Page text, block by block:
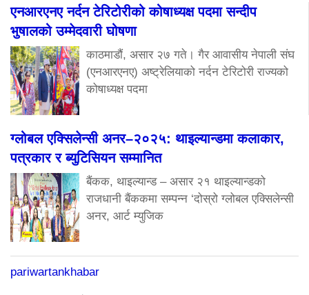
एनआरएनए नर्दन टेरिटोरीको कोषाध्यक्ष पदमा सन्दीप
भुषालको उम्मेदवारी घोषणा
काठमाडौं, असार २७ गते। गैर आवासीय नेपाली संघ
(एनआरएनए) अष्ट्रेलियाको नर्दन टेरिटोरी राज्यको
कोषाध्यक्ष पदमा
ग्लोबल एक्सिलेन्सी अनर–२०२५: थाइल्यान्डमा कलाकार,
पत्रकार र ब्युटिसियन सम्मानित
बैंकक, थाइल्यान्ड – असार २१ थाइल्यान्डको
राजधानी बैंककमा सम्पन्न ‘दोस्रो ग्लोबल एक्सिलेन्सी
अनर, आर्ट म्युजिक
pariwartankhabar